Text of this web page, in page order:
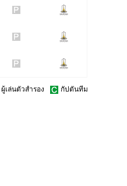
ผู้เล่นตัวสำรอง กัปตันทีม